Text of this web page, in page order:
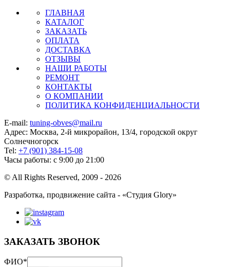
ГЛАВНАЯ
КАТАЛОГ
ЗАКАЗАТЬ
ОПЛАТА
ДОСТАВКА
ОТЗЫВЫ
НАШИ РАБОТЫ
РЕМОНТ
КОНТАКТЫ
О КОМПАНИИ
ПОЛИТИКА КОНФИДЕНЦИАЛЬНОСТИ
E-mail: tuning-obves@mail.ru
Адрес: Москва, 2-й микрорайон, 13/4, городской округ
Солнечногорск
Tel: +7 (901) 384-15-08
Часы работы: с 9:00 до 21:00
© All Rights Reserved, 2009 - 2026
Разработка, продвижение сайта - «Студия Glory»
ЗАКАЗАТЬ ЗВОНОК
ФИО*